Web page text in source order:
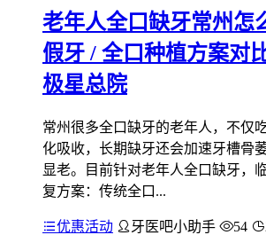
老年人全口缺牙常州怎
假牙 / 全口种植方案对
极星总院
常州很多全口缺牙的老年人，不仅
化吸收，长期缺牙还会加速牙槽骨
显老。目前针对老年人全口缺牙，
复方案：传统全口...
优惠活动 牙医吧小助手 54